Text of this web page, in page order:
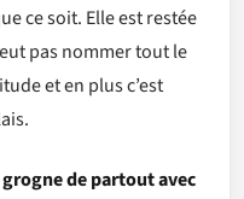
ce soit. Elle est restée
pas nommer tout le
et en plus c’est
de partout avec